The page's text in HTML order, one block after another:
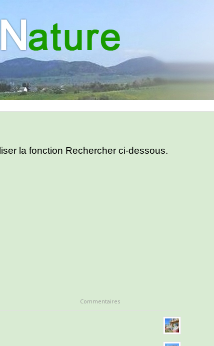
la fonction Rechercher ci-dessous.
Commentaires